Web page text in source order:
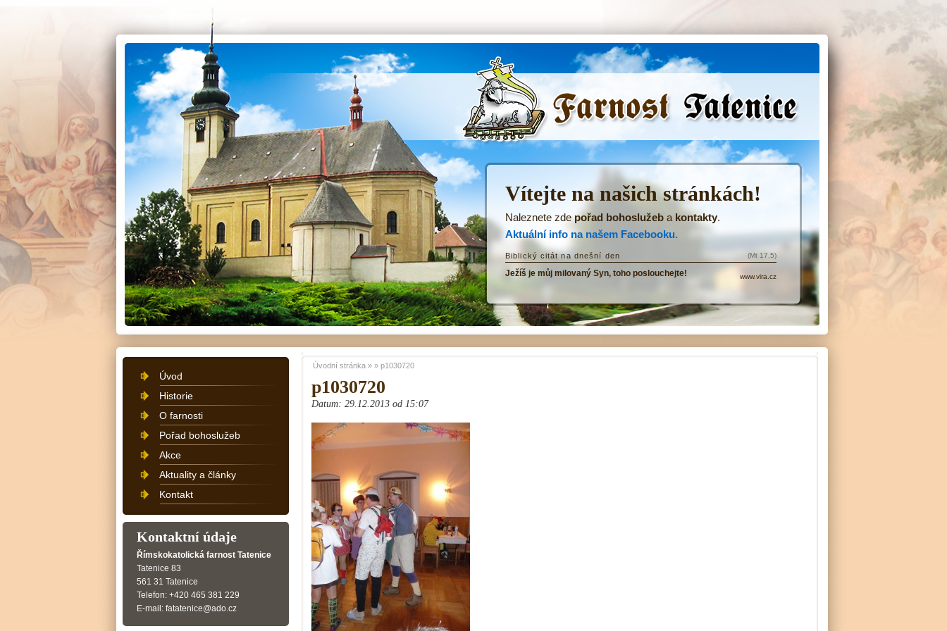
ŘKF Tatenice -
p1030720
Datum: 29.12.2013 od 15:07
Úvodní stránka » » p1030720
Úvod
Historie
O farnosti
Pořad bohoslužeb
Akce
Aktuality a články
Kontakt
Kontaktní údaje
Římskokatolická farnost Tatenice
Tatenice 83
561 31 Tatenice
Telefon: +420 465 381 229
E-mail: fatatenice@ado.cz
Vítejte na našich stránkách!
Naleznete zdepořad bohoslužeb a kontakty.
Aktuální info na našem Facebooku.
Biblický citát na dnešní den
Ježíš je můj milovaný Syn, toho poslouchejte!
(Mt 17,5)
www.vira.cz